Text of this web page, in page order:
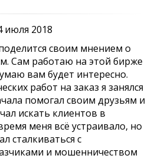
июля 2018
своим мнением о
Сам работаю на этой бирже
вам будет интересно.
работ на заказ я занялся
помогал своим друзьям и
искать клиентов в
меня всё устраивало, но
сталкиваться с
и мошенничеством